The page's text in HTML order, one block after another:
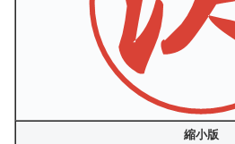
縮小版